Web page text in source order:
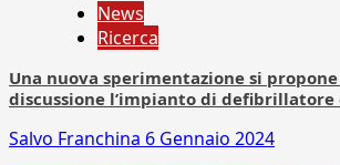
News
Ricerca
Una nuova sperimentazione si
discussione l’impianto di
Salvo Franchina 6 Gennaio 2024